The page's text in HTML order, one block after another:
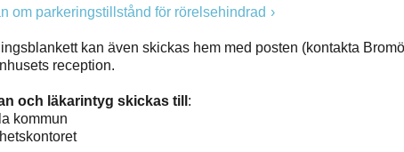
om parkeringstillstånd för rörelsehindrad
kan även skickas hem med posten (kontakta
reception.
och läkarintyg skickas till :
kommun